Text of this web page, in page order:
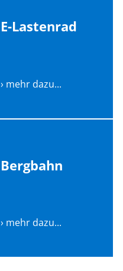
E-Lastenrad
› mehr dazu...
Bergbahn
› mehr dazu...